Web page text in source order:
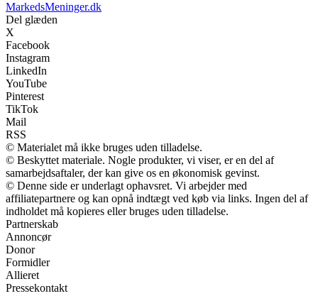
MarkedsMeninger.dk
Del glæden
X
Facebook
Instagram
LinkedIn
YouTube
Pinterest
TikTok
Mail
RSS
© Materialet må ikke bruges uden tilladelse.
© Beskyttet materiale. Nogle produkter, vi viser, er en del af
samarbejdsaftaler, der kan give os en økonomisk gevinst.
© Denne side er underlagt ophavsret. Vi arbejder med
affiliatepartnere og kan opnå indtægt ved køb via links. Ingen del af
indholdet må kopieres eller bruges uden tilladelse.
Partnerskab
Annoncør
Donor
Formidler
Allieret
Pressekontakt